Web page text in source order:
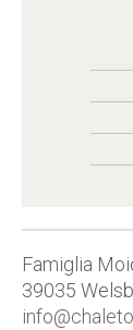
Famiglia
39035